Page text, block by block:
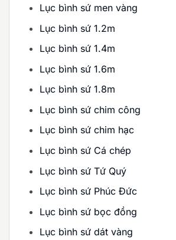
Lục bình sứ men vàng
Lục bình sứ 1.2m
Lục bình sứ 1.4m
Lục bình sứ 1.6m
Lục bình sứ 1.8m
Lục bình sứ chim công
Lục bình sứ chim hạc
Lục bình sứ Cá chép
Lục bình sứ Tứ Quý
Lục bình sứ Phúc Đức
Lục bình sứ bọc đồng
Lục bình sứ dát vàng